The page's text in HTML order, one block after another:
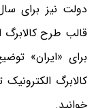
قالب طرح
برای «ایران»
کالابرگ